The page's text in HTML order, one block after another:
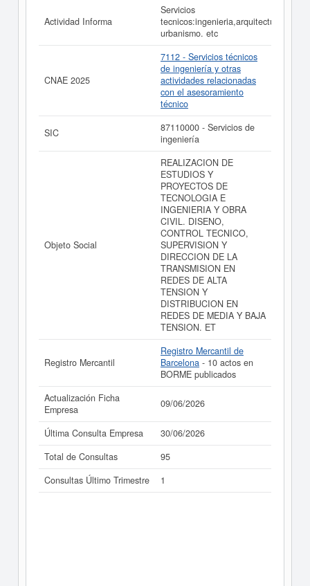
consultar los resultados de sus años de actividad, así
como los balances y cuentas de resultados disponibles.
La última actualización del informe de empresa se ha
realizado el 09/06/2026.
Actividad Informa
Servicios
tecnicos:ingenieria,arquitectura,
urbanismo. etc
CNAE 2025
7112 - Servicios técnicos
de ingeniería y otras
actividades relacionadas
con el asesoramiento
técnico
SIC
87110000 - Servicios de
ingeniería
Objeto Social
REALIZACION DE
ESTUDIOS Y
PROYECTOS DE
TECNOLOGIA E
INGENIERIA Y OBRA
CIVIL. DISENO,
CONTROL TECNICO,
SUPERVISION Y
DIRECCION DE LA
TRANSMISION EN
REDES DE ALTA
TENSION Y
DISTRIBUCION EN
REDES DE MEDIA Y BAJA
TENSION. ET
Registro Mercantil
Registro Mercantil de
Barcelona - 10 actos en
BORME publicados
Actualización Ficha
Empresa
09/06/2026
Última Consulta Empresa
30/06/2026
Total de Consultas
95
Consultas Último Trimestre
1